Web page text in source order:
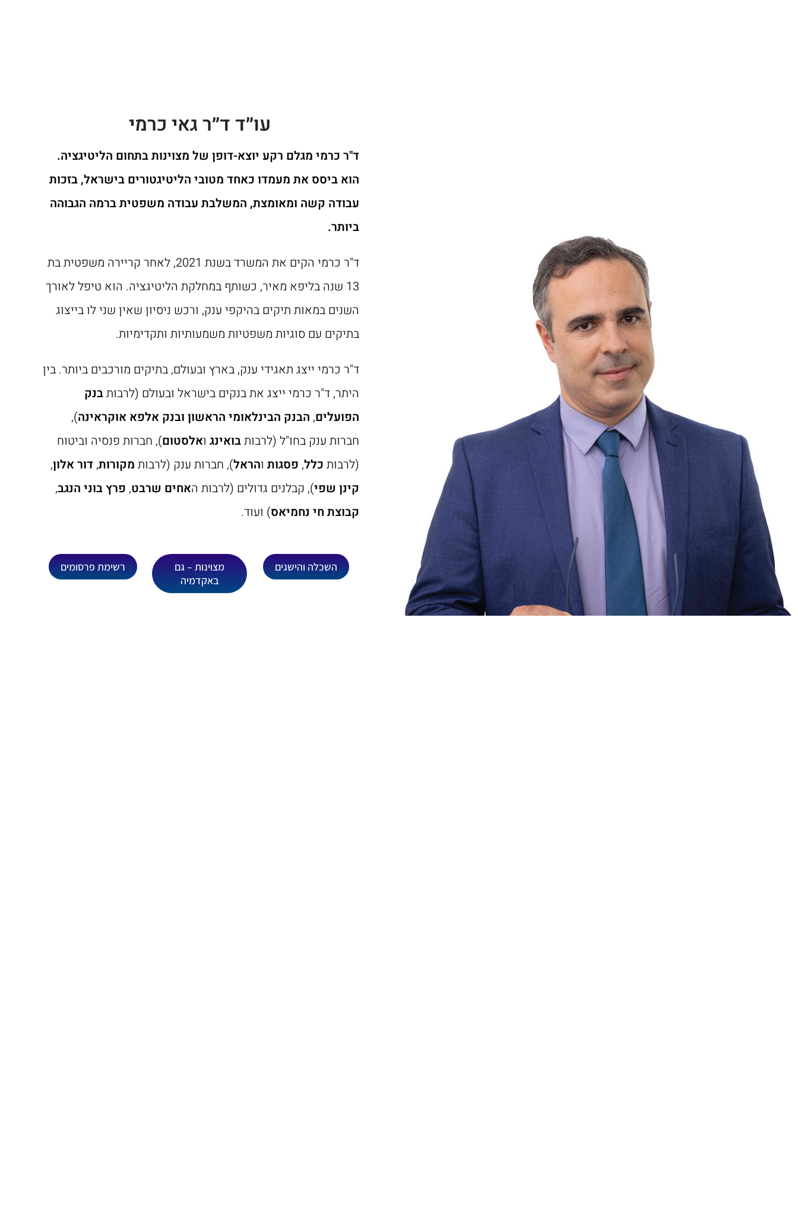
עו״ד ד״ר גאי כרמי
ד"ר כרמי מגלם רקע יוצא-דופן של מצוינות בתחום הליטיגציה.
הוא ביסס את מעמדו כאחד מטובי הליטיגטורים בישראל, בזכות
עבודה קשה ומאומצת, המשלבת עבודה משפטית ברמה הגבוהה
ביותר.
ד"ר כרמי הקים את המשרד בשנת 2021, לאחר קריירה משפטית בת
13 שנה בליפא מאיר, כשותף במחלקת הליטיגציה. הוא טיפל לאורך
השנים במאות תיקים בהיקפי ענק, ורכש ניסיון שאין שני לו בייצוג
בתיקים עם סוגיות משפטיות משמעותיות ותקדימיות.
ד"ר כרמי ייצג תאגידי ענק, בארץ ובעולם, בתיקים מורכבים ביותר. בין
היתר, ד"ר כרמי ייצג את בנקים בישראל ובעולם (לרבותבנק
הפועלים, הבנק הבינלאומי הראשון ובנק אלפא אוקראינה),
חברות ענק בחו"ל (לרבותבואינג ואלסטום), חברות פנסיה וביטוח
(לרבות כלל, פסגות והראל), חברות ענק (לרבות מקורות,דור אלון,
קינן שפי), קבלנים גדולים (לרבות האחים שרבט, פרץ בוני הנגב,
קבוצת חי נחמיאס) ועוד.
השכלה והישגים
מצוינות – גם
באקדמיה
רשימת פרסומים